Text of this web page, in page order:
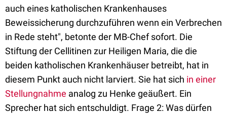
auch eines katholischen Krankenhauses
Beweissicherung durchzuführen wenn ein Verbrechen
in Rede steht", betonte der MB-Chef sofort. Die
Stiftung der Cellitinen zur Heiligen Maria, die die
beiden katholischen Krankenhäuser betreibt, hat in
diesem Punkt auch nicht larviert. Sie hat sich in einer
Stellungnahme analog zu Henke geäußert. Ein
Sprecher hat sich entschuldigt. Frage 2: Was dürfen